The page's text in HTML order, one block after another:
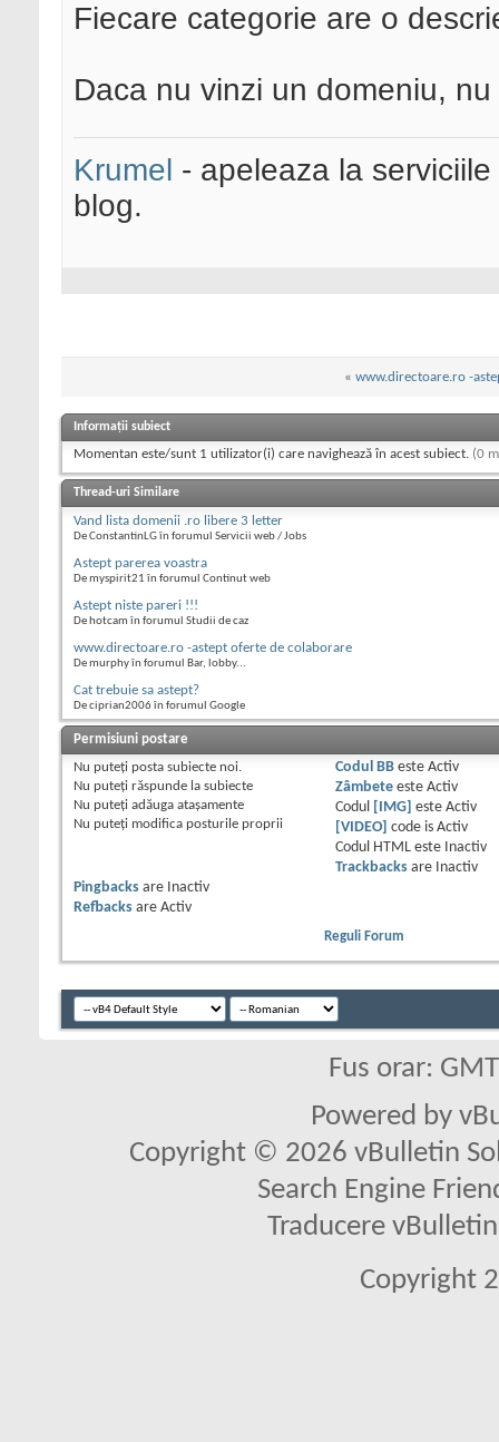
Fiecare categorie are o
Daca nu vinzi un domeniu,
Krumel - apeleaza la
blog.
« www.directoare.ro -
Informații subiect
Momentan este/sunt 1 utilizator(i) care navighează în acest subiect. (0
Thread-uri Similare
Vand lista domenii .ro libere 3 letter
De ConstantinLG în forumul Servicii web / Jobs
Astept parerea voastra
De myspirit21 în forumul Continut web
Astept niste pareri !!!
De hotcam în forumul Studii de caz
www.directoare.ro -astept oferte de colaborare
De murphy în forumul Bar, lobby...
Cat trebuie sa astept?
De ciprian2006 în forumul Google
Permisiuni postare
Nu puteţi posta subiecte noi.
Nu puteţi răspunde la subiecte
Nu puteţi adăuga ataşamente
Nu puteţi modifica posturile proprii
Codul BBeste Activ
Zâmbeteeste Activ
Codul
[IMG] este Activ
[VIDEO]
code is Activ
Codul HTML este
Inactiv
Trackbacksare
Inactiv
Pingbacks are
Inactiv
Refbacks are Activ
Reguli Forum
Fus orar:
Powered by
Copyright © 2026 vBulletin
Search Engine
Traducere
Copyright